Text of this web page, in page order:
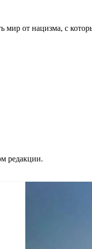
от нацизма, с
редакции.